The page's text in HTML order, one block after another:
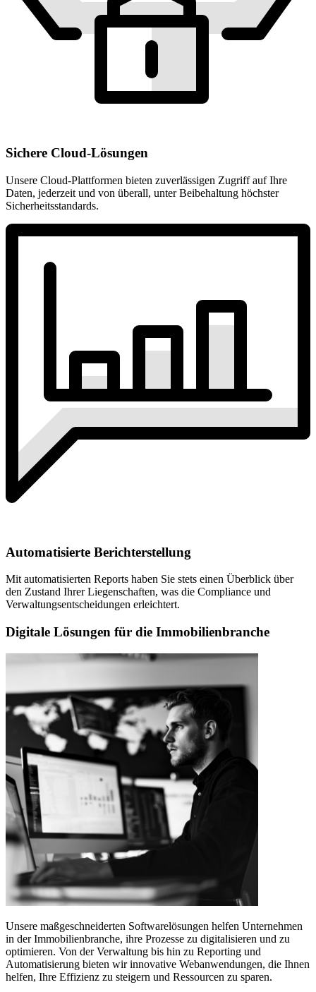
Sichere Cloud-Lösungen
Unsere Cloud-Plattformen bieten zuverlässigen Zugriff auf Ihre
Daten, jederzeit und von überall, unter Beibehaltung höchster
Sicherheitsstandards.
Automatisierte Berichterstellung
Mit automatisierten Reports haben Sie stets einen Überblick über
den Zustand Ihrer Liegenschaften, was die Compliance und
Verwaltungsentscheidungen erleichtert.
Digitale Lösungen für die Immobilienbranche
Unsere maßgeschneiderten Softwarelösungen helfen Unternehmen
in der Immobilienbranche, ihre Prozesse zu digitalisieren und zu
optimieren. Von der Verwaltung bis hin zu Reporting und
Automatisierung bieten wir innovative Webanwendungen, die Ihnen
helfen, Ihre Effizienz zu steigern und Ressourcen zu sparen.